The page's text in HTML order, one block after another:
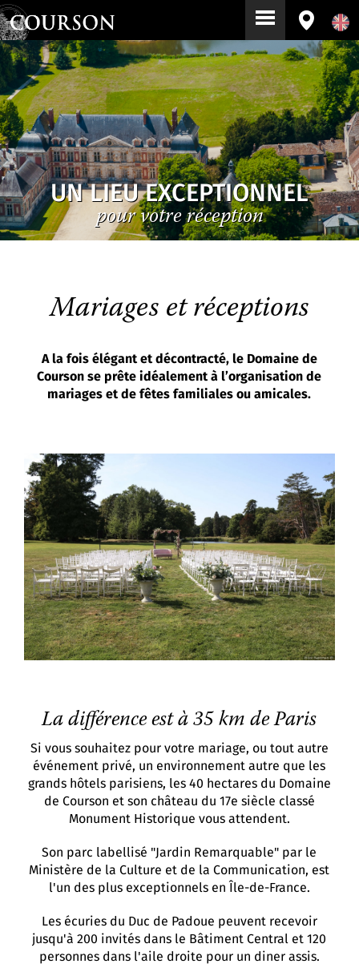
UN LIEU EXCEPTIONNEL
pour votre réception
Mariages et réceptions
A la fois élégant et décontracté, le Domaine de
Courson se prête idéalement à l’organisation de
mariages et de fêtes familiales ou amicales.
La différence est à 35 km de Paris
Si vous souhaitez pour votre mariage, ou tout autre
événement privé, un environnement autre que les
grands hôtels parisiens, les 40 hectares du Domaine
de Courson et son château du 17e siècle classé
Monument Historique vous attendent.
Son parc labellisé "Jardin Remarquable" par le
Ministère de la Culture et de la Communication, est
l'un des plus exceptionnels en Île-de-France.
Les écuries du Duc de Padoue peuvent recevoir
jusqu'à 200 invités dans le Bâtiment Central et 120
personnes dans l'aile droite pour un diner assis.